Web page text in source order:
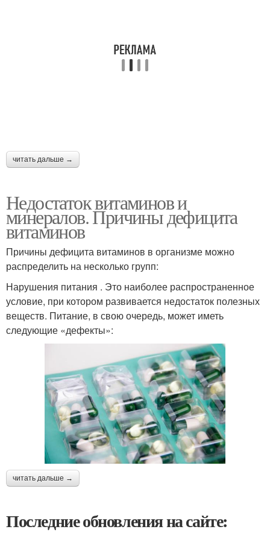
читать дальше →
Недостаток витаминов и
минералов. Причины дефицита
витаминов
Причины дефицита витаминов в организме можно
распределить на несколько групп:
Нарушения питания . Это наиболее распространенное
условие, при котором развивается недостаток полезных
веществ. Питание, в свою очередь, может иметь
следующие «дефекты»:
читать дальше →
Последние обновления на сайте: